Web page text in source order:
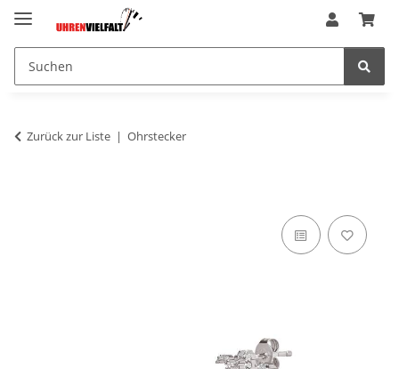
Zurück zur Liste Ohrstecker